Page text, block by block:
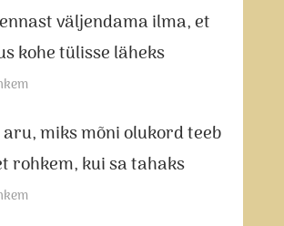
väljendama ilma, et
kohe tülisse läheks
aru, miks mõni olukord teeb
rohkem, kui sa tahaks